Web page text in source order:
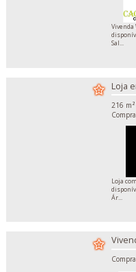
Vivenda
disponível para venda.
Sal...
216 m²
Loja
disponível para venda.
Ár...